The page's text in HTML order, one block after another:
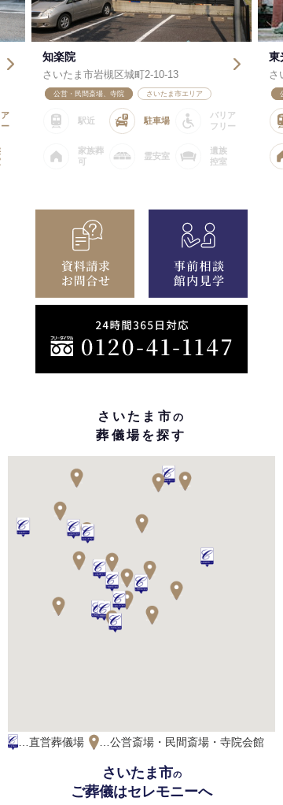
岩槻区城町2-10-13
さいたま市エリア
駐車場
バリア
フリー
葬
霊安室
遺族
控室
東光寺 東光殿
さいたま市大宮区宮
公営・民間斎場、寺院
駅近
家族葬
可
さいたま市 の
葬儀場を探す
…直営葬儀場 …公営斎場・民間斎場・寺院会館
さいたま市の
ご葬儀はセレモニーへ